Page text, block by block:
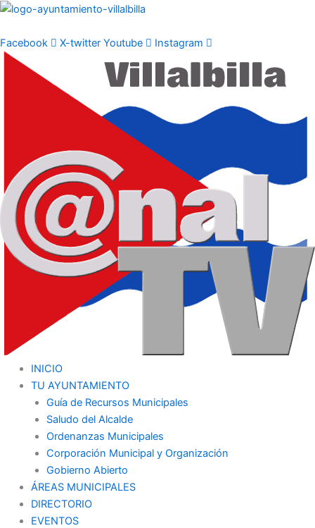
Ir
contenido
Facebook X-twitter Youtube Instagram
INICIO
TU AYUNTAMIENTO
Guía de Recursos Municipales
Saludo del Alcalde
Ordenanzas Municipales
Corporación Municipal y Organización
Gobierno Abierto
ÁREAS MUNICIPALES
DIRECTORIO
EVENTOS